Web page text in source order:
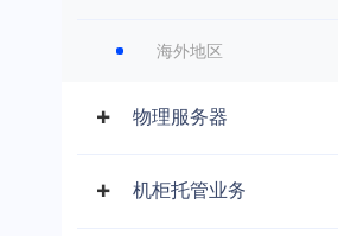
海外地区
物理服务器
机柜托管业务